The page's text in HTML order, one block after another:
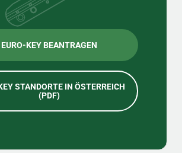
EURO-KEY BEANTRAGEN
STANDORTE IN ÖSTERREICH
(PDF)